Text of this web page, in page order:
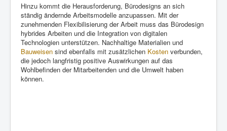
Hinzu kommt die Herausforderung, Bürodesigns an sich
ständig ändernde Arbeitsmodelle anzupassen. Mit der
zunehmenden Flexibilisierung der Arbeit muss das Bürodesign
hybrides Arbeiten und die Integration von digitalen
Technologien unterstützen. Nachhaltige Materialien und
Bauweisen sind ebenfalls mit zusätzlichen Kosten verbunden,
die jedoch langfristig positive Auswirkungen auf das
Wohlbefinden der Mitarbeitenden und die Umwelt haben
können.